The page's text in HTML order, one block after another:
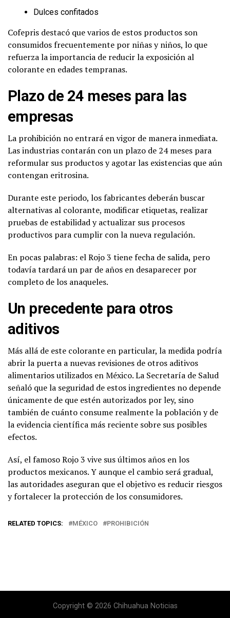
Dulces confitados
Cofepris destacó que varios de estos productos son
consumidos frecuentemente por niñas y niños, lo que
refuerza la importancia de reducir la exposición al
colorante en edades tempranas.
Plazo de 24 meses para las
empresas
La prohibición no entrará en vigor de manera inmediata.
Las industrias contarán con un plazo de 24 meses para
reformular sus productos y agotar las existencias que aún
contengan eritrosina.
Durante este periodo, los fabricantes deberán buscar
alternativas al colorante, modificar etiquetas, realizar
pruebas de estabilidad y actualizar sus procesos
productivos para cumplir con la nueva regulación.
En pocas palabras: el Rojo 3 tiene fecha de salida, pero
todavía tardará un par de años en desaparecer por
completo de los anaqueles.
Un precedente para otros
aditivos
Más allá de este colorante en particular, la medida podría
abrir la puerta a nuevas revisiones de otros aditivos
alimentarios utilizados en México. La Secretaría de Salud
señaló que la seguridad de estos ingredientes no depende
únicamente de que estén autorizados por ley, sino
también de cuánto consume realmente la población y de
la evidencia científica más reciente sobre sus posibles
efectos.
Así, el famoso Rojo 3 vive sus últimos años en los
productos mexicanos. Y aunque el cambio será gradual,
las autoridades aseguran que el objetivo es reducir riesgos
y fortalecer la protección de los consumidores.
RELATED TOPICS: MÉXICO PROHIBICIÓN
Copyright © 2026 Chihuahua Noticias